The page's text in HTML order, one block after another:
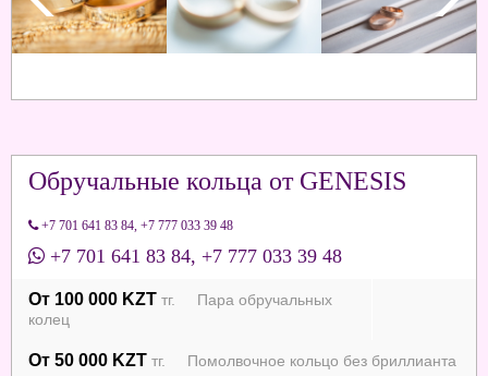
Обручальные кольца от GENESIS
+7 701 641 83 84 +7 777 033 39 48
+7 701 641 83 84, +7 777 033 39 48
От 100 000 KZT тг. Пара обручальных
колец
От 50 000 KZT тг. Помолвочное кольцо без бриллианта